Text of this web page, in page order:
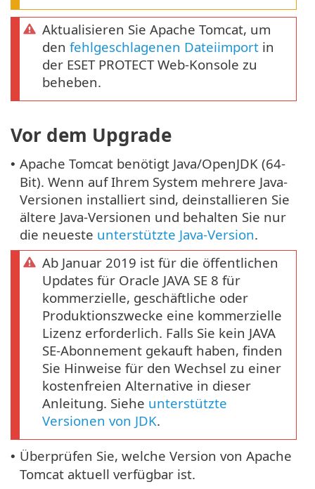
Aktualisieren Sie Apache Tomcat, um
den fehlgeschlagenen Dateiimport in
der ESET PROTECT Web-Konsole zu
beheben.
Vor dem Upgrade
• Apache Tomcat benötigt Java/OpenJDK (64-
Bit). Wenn auf Ihrem System mehrere Java-
Versionen installiert sind, deinstallieren Sie
ältere Java-Versionen und behalten Sie nur
die neueste unterstützte Java-Version.
Ab Januar 2019 ist für die öffentlichen
Updates für Oracle JAVA SE 8 für
kommerzielle, geschäftliche oder
Produktionszwecke eine kommerzielle
Lizenz erforderlich. Falls Sie kein JAVA
SE-Abonnement gekauft haben, finden
Sie Hinweise für den Wechsel zu einer
kostenfreien Alternative in dieser
Anleitung. Siehe unterstützte
Versionen von JDK.
• Überprüfen Sie, welche Version von Apache
Tomcat aktuell verfügbar ist.